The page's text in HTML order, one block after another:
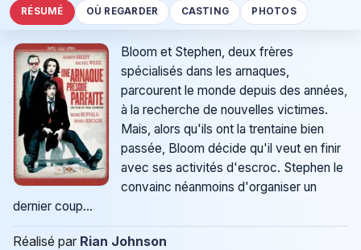
RÉSUMÉ OÙ REGARDER CASTING PHOTOS
Bloom et Stephen, deux frères
spécialisés dans les arnaques,
parcourent le monde depuis des années,
à la recherche de nouvelles victimes.
Mais, alors qu'ils ont la trentaine bien
passée, Bloom décide qu'il veut en finir
avec ses activités d'escroc. Stephen le
convainc néanmoins d'organiser un
dernier coup...
Réalisé par Rian Johnson